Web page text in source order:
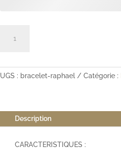
UGS : bracelet-raphael Catégorie :
Description
CARACTERISTIQUES :